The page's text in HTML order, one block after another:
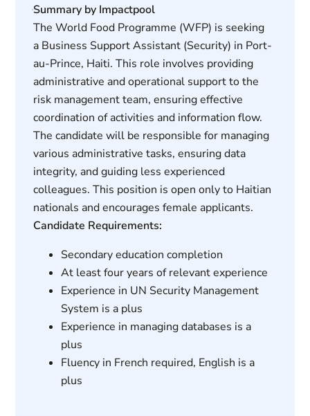
Summary by Impactpool
The World Food Programme (WFP) is seeking
a Business Support Assistant (Security) in Port-
au-Prince, Haiti. This role involves providing
administrative and operational support to the
risk management team, ensuring effective
coordination of activities and information flow.
The candidate will be responsible for managing
various administrative tasks, ensuring data
integrity, and guiding less experienced
colleagues. This position is open only to Haitian
nationals and encourages female applicants.
Candidate Requirements:
Secondary education completion
At least four years of relevant experience
Experience in UN Security Management
System is a plus
Experience in managing databases is a
plus
Fluency in French required, English is a
plus